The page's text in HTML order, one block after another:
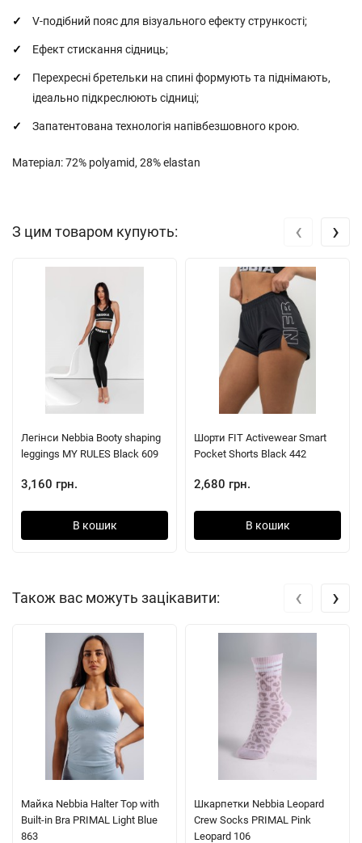
V-подібний пояс для візуального ефекту стрункості;
Ефект стискання сідниць;
Перехресні бретельки на спині формують та піднімають,
ідеально підкреслюють сідниці;
Запатентована технологія напівбезшовного крою.
Матеріал: 72% polyamid, 28% elastan
З цим товаром купують:
Легінси Nebbia Booty shaping
leggings MY RULES Black 609
3,160 грн.
В кошик
Шорти FIT Activewear Smart
Pocket Shorts Black 442
2,680 грн.
В кошик
‹ ›
Також вас можуть зацікавити:
Майка Nebbia Halter Top with
Built-in Bra PRIMAL Light Blue
863
Шкарпетки Nebbia Leopard
Crew Socks PRIMAL Pink
Leopard 106
‹ ›